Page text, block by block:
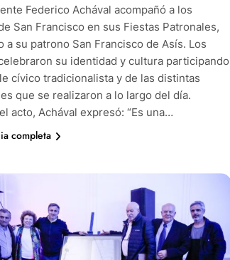
Federico Achával acompañó a los
San Francisco en sus Fiestas Patronales,
a su patrono San Francisco de Asís. Los
su identidad y cultura participando
cívico tradicionalista y de las distintas
que se realizaron a lo largo del día.
acto, Achával expresó: “Es una…
completa